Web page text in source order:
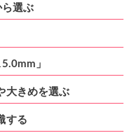
選ぶ
」
大きめを選ぶ
する